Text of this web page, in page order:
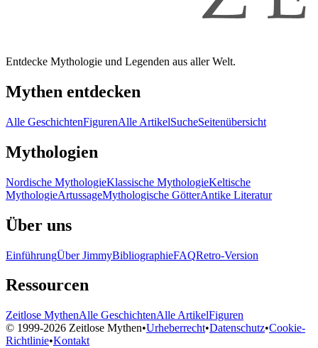
Entdecke Mythologie und Legenden aus aller Welt.
Mythen entdecken
Alle GeschichtenFigurenAlle ArtikelSucheSeitenübersicht
Mythologien
Nordische MythologieKlassische MythologieKeltische
MythologieArtussageMythologische GötterAntike Literatur
Über uns
EinführungÜber JimmyBibliographieFAQRetro-Version
Ressourcen
Zeitlose MythenAlle GeschichtenAlle ArtikelFiguren
© 1999-2026 Zeitlose Mythen•Urheberrecht•Datenschutz•Cookie-
Richtlinie•Kontakt